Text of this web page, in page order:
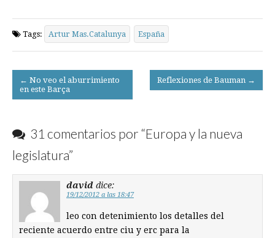
Tags: Artur Mas.Catalunya España
Post
navigation
← No veo el aburrimiento
en este Barça
Reflexiones de Bauman →
31 comentarios por “Europa y la nueva
legislatura”
david dice:
19/12/2012 a las 18:47
leo con detenimiento los detalles del
reciente acuerdo entre ciu y erc para la